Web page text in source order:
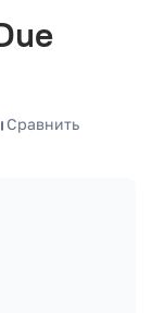
Сравнить